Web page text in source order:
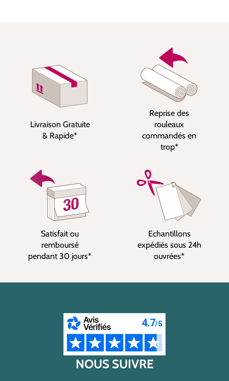
Livraison Gratuite
& Rapide*
Reprise des
rouleaux
commandés en
trop*
Satisfait ou
remboursé
pendant 30 jours*
Echantillons
expédiés sous 24h
ouvrées*
NOUS SUIVRE